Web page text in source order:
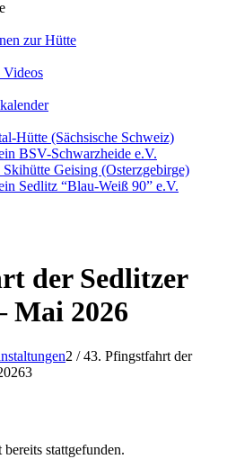
zur Hütte
Hütte (Sächsische Schweiz)
BSV-Schwarzheide e.V.
Skihütte Geising (Osterzgebirge)
Sedlitz “Blau-Weiß 90” e.V.
der Sedlitzer
Mai 2026
2 / 43. Pfingstfahrt der
3
stattgefunden.